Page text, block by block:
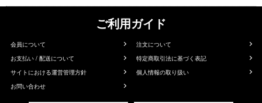
ご利用ガイド
会員について
注文について
お支払い / 配送について
特定商取引法に基づく表記
サイトにおける運営管理方針
個人情報の取り扱い
お問い合わせ